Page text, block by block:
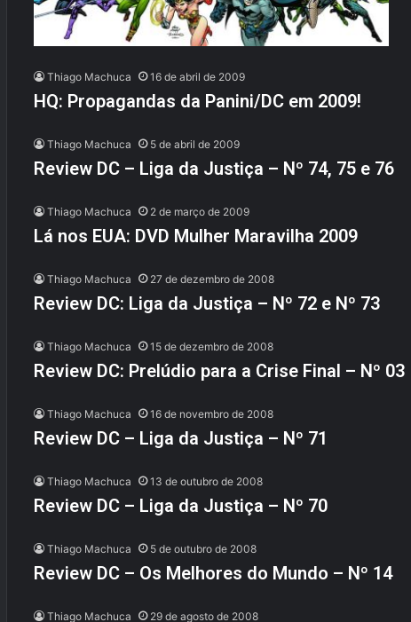
Thiago Machuca 16 de abril de 2009
HQ: Propagandas da Panini/DC em 2009!
Thiago Machuca 5 de abril de 2009
Review DC – Liga da Justiça – Nº 74, 75 e 76
Thiago Machuca 2 de março de 2009
Lá nos EUA: DVD Mulher Maravilha 2009
Thiago Machuca 27 de dezembro de 2008
Review DC: Liga da Justiça – Nº 72 e Nº 73
Thiago Machuca 15 de dezembro de 2008
Review DC: Prelúdio para a Crise Final – Nº 03
Thiago Machuca 16 de novembro de 2008
Review DC – Liga da Justiça – Nº 71
Thiago Machuca 13 de outubro de 2008
Review DC – Liga da Justiça – Nº 70
Thiago Machuca 5 de outubro de 2008
Review DC – Os Melhores do Mundo – Nº 14
Thiago Machuca 29 de agosto de 2008